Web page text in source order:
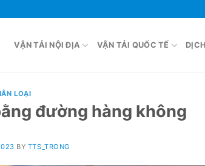
VẬN TẢI NỘI ĐỊA VẬN TẢI QUỐC TẾ
LOẠI
đường hàng không
BY TTS_TRONG